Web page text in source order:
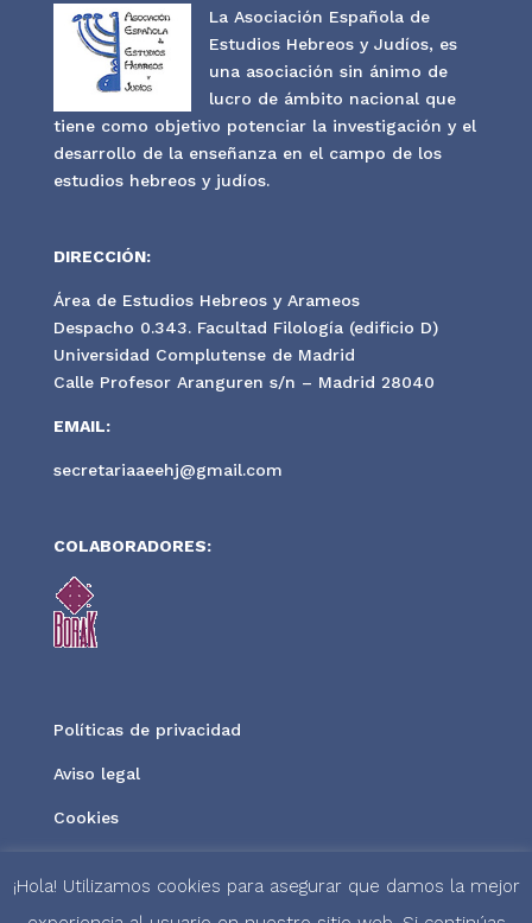
La Asociación Española de
Estudios Hebreos y Judíos, es
una asociación sin ánimo de
lucro de ámbito nacional que
tiene como objetivo potenciar la investigación y el
desarrollo de la enseñanza en el campo de los
estudios hebreos y judíos.
DIRECCIÓN:
Área de Estudios Hebreos y Arameos
Despacho 0.343. Facultad Filología (edificio D)
Universidad Complutense de Madrid
Calle Profesor Aranguren s/n – Madrid 28040
EMAIL:
secretariaaeehj@gmail.com
COLABORADORES:
Políticas de privacidad
Aviso legal
Cookies
¡Hola! Utilizamos cookies para asegurar que damos la mejor